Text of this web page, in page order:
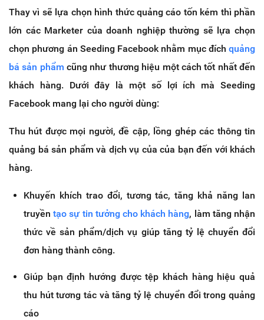
Thay vì sẽ lựa chọn hình thức quảng cáo tốn kém thì phần
lớn các Marketer của doanh nghiệp thường sẽ lựa chọn
chọn phương án Seeding Facebook nhằm mục đích quảng
bá sản phẩm cũng như thương hiệu một cách tốt nhất đến
khách hàng. Dưới đây là một số lợi ích mà Seeding
Facebook mang lại cho người dùng:
Thu hút được mọi người, đề cập, lồng ghép các thông tin
quảng bá sản phẩm và dịch vụ của của bạn đến với khách
hàng.
Khuyến khích trao đổi, tương tác, tăng khả năng lan
truyềntạo sự tin tưởng cho khách hàng, làm tăng nhận
thức về sản phẩm/dịch vụ giúp tăng tỷ lệ chuyển đổi
đơn hàng thành công.
Giúp bạn định hướng được tệp khách hàng hiệu quả
thu hút tương tác và tăng tỷ lệ chuyển đổi trong quảng
cáo